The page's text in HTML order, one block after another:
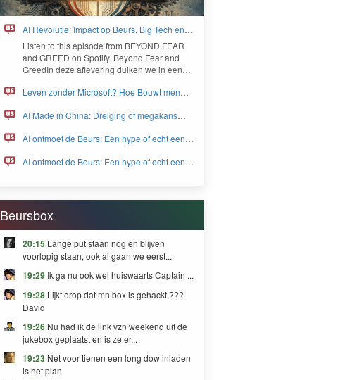
AI Revolutie: Impact op Beurs, Big Tech en
Nieuwe Wereldorde - BEYOND FEAR and
GREED
Lis­ten to this episode from BEYOND FEAR
andGREED on Spo­ti­fy. Beyond Fear and
Greed­In deze aflev­er­ing duiken we in een…
Leven zonder Microsoft? Hoe Bouwt men
BEYOND FEAR and GREED
AI Made in China: Dreiging of megakans
GREED
AI ontmoet de Beurs: Een hype of echt een
GREED
AI ontmoet de Beurs: Een hype of echt een
Beursbox
20:15 Lange put staan nog en blijven
voorlopig staan, ook al gaan we eerst...
19:29 Ik ga nu ook wel huiswaarts Captain ...
19:28 Lijkt erop dat mn box is gehackt ???
David
19:26 Nu had ik de link vzn weekend uit de
jukebox geplaatst en is ze er...
19:23 Net voor tienen een long dow inladen
is het plan